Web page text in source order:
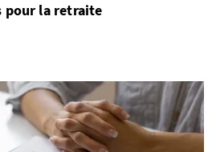
pour la retraite